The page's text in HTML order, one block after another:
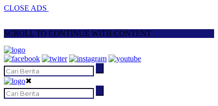
CLOSE ADS
SCROLL TO CONTINUE WITH CONTENT
✖